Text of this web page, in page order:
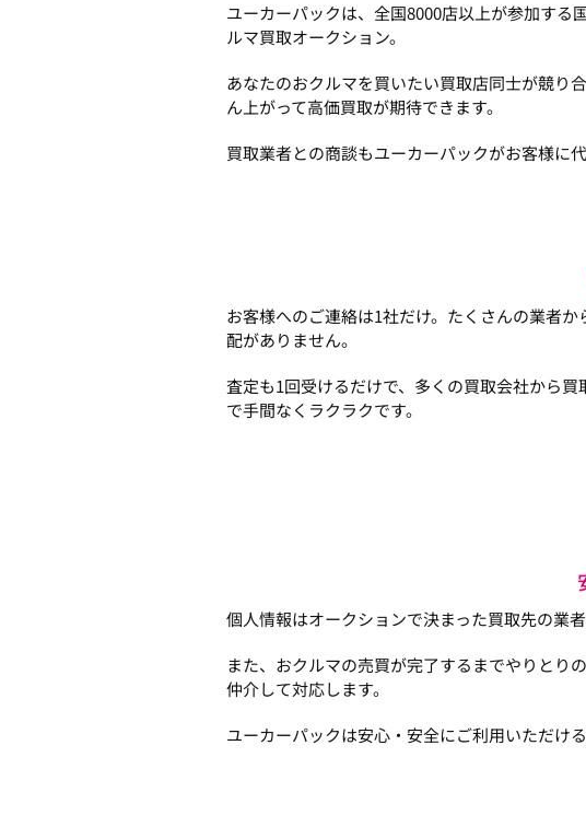
ユーカーパックは、全国8000店以上が参加する
ルマ買取オークション。
あなたのおクルマを買いたい買取店同士が競り
ん上がって高価買取が期待できます。
買取業者との商談もユーカーパックがお客様に代
お客様へのご連絡は1社だけ。たくさんの業者
配がありません。
査定も1回受けるだけで、多くの買取会社から
で手間なくラクラクです。
個人情報はオークションで決まった買取先の業
また、おクルマの売買が完了するまでやりとり
仲介して対応します。
ユーカーパックは安心・安全にご利用いただける